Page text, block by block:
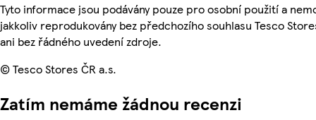
Tyto informace jsou podávány pouze pro osobní použití a
jakkoliv reprodukovány bez předchozího souhlasu Tesco
ani bez řádného uvedení zdroje.
© Tesco Stores ČR a.s.
Zatím nemáme žádnou recenzi